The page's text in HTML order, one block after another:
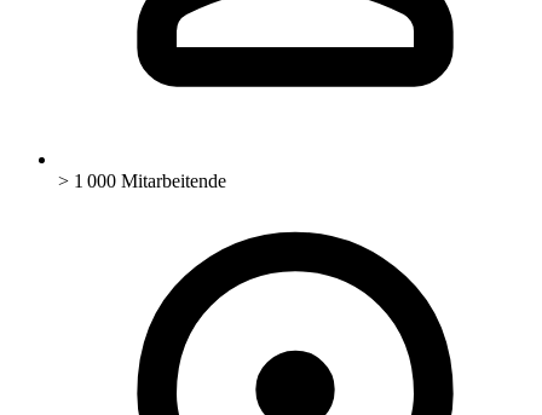
> 1 000 Mitarbeitende